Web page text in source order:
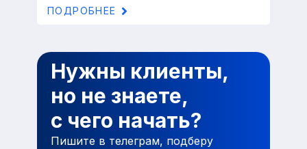
ПОДРОБНЕЕ
Нужны клиенты,
но не знаете,
с чего начать?
Пишите в телеграм, подберу